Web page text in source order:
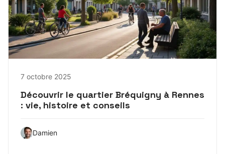
7 octobre 2025
Découvrir le quartier Bréquigny à Rennes
: vie, histoire et conseils
Damien